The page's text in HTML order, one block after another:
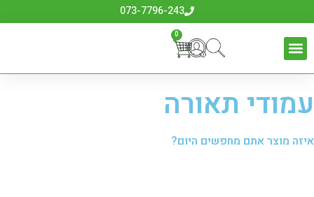
073-7796-243
0
עמודי תאורה
איזה מוצר אתם מחפשים היום?